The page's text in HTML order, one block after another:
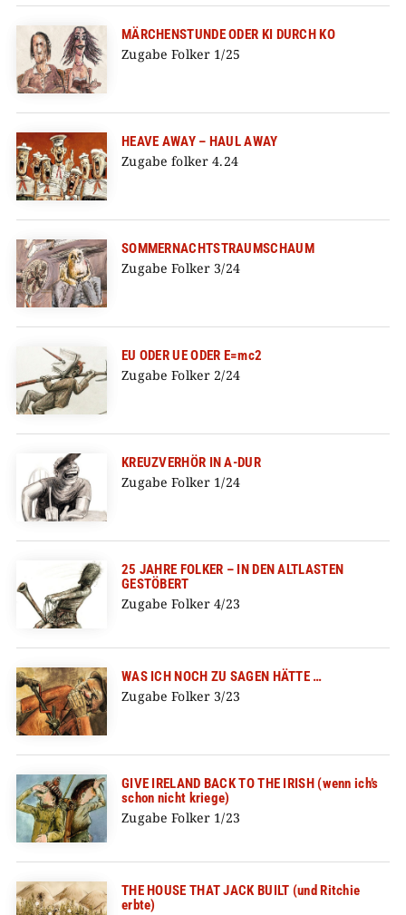
MÄRCHENSTUNDE ODER KI DURCH KO
Zugabe Folker 1/25
HEAVE AWAY – HAUL AWAY
Zugabe folker 4.24
SOMMERNACHTSTRAUM­SCHAUM
Zugabe Folker 3/24
EU ODER UE ODER E=mc2
Zugabe Folker 2/24
KREUZVERHÖR IN A-DUR
Zugabe Folker 1/24
25 JAHRE FOLKER – IN DEN ALTLASTEN
GESTÖBERT
Zugabe Folker 4/23
WAS ICH NOCH ZU SAGEN HÄTTE …
Zugabe Folker 3/23
GIVE IRELAND BACK TO THE IRISH (wenn ich’s
schon nicht kriege)
Zugabe Folker 1/23
THE HOUSE THAT JACK BUILT (und Ritchie
erbte)